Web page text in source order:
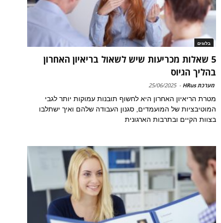
בלוגים
5 שאלות מכריעות שיש לשאול בריאיון האחרון
בהליך הגיוס
מערכת HRus -
25/06/2025
מטרת הריאיון האחרון היא לחשוף תובנות עמוקות יותר לגבי
המוטיבציות של המועמדים, סגנון העבודה שלהם ואיך ישתלבו
בצוות הקיים ובתרבות הארגונית